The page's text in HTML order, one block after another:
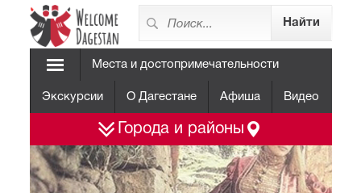
Места и достопримечательности
Экскурсии О Дагестане Афиша Видео
Города и районы